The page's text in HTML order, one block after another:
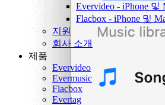
Evervideo - iPhone
Flacbox - iPhone 및
지원
회사 소개
제품
Evervideo
Evermusic
Flacbox
Evertag